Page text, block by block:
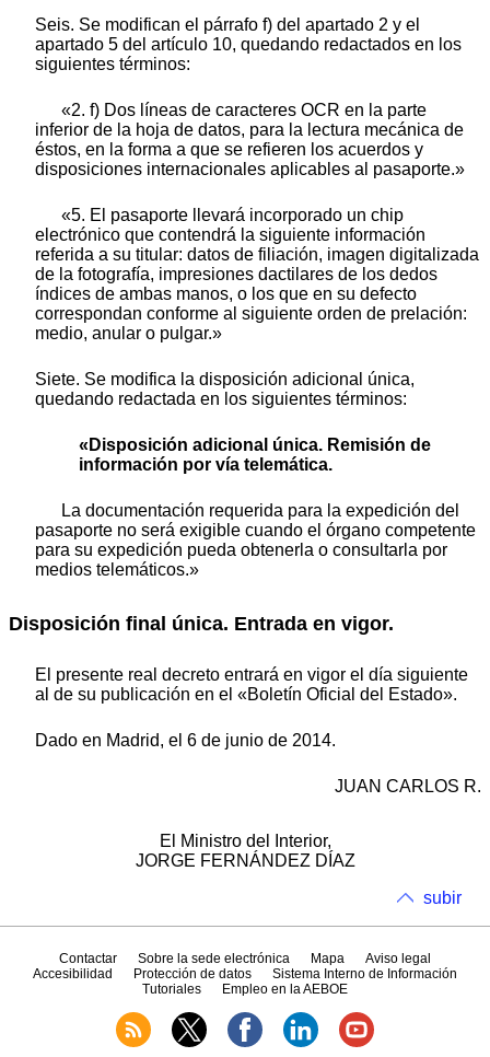
Seis. Se modifican el párrafo f) del apartado 2 y el
apartado 5 del artículo 10, quedando redactados en los
siguientes términos:
«2. f) Dos líneas de caracteres OCR en la parte
inferior de la hoja de datos, para la lectura mecánica de
éstos, en la forma a que se refieren los acuerdos y
disposiciones internacionales aplicables al pasaporte.»
«5. El pasaporte llevará incorporado un chip
electrónico que contendrá la siguiente información
referida a su titular: datos de filiación, imagen digitalizada
de la fotografía, impresiones dactilares de los dedos
índices de ambas manos, o los que en su defecto
correspondan conforme al siguiente orden de prelación:
medio, anular o pulgar.»
Siete. Se modifica la disposición adicional única,
quedando redactada en los siguientes términos:
«Disposición adicional única. Remisión de
información por vía telemática.
La documentación requerida para la expedición del
pasaporte no será exigible cuando el órgano competente
para su expedición pueda obtenerla o consultarla por
medios telemáticos.»
Disposición final única. Entrada en vigor.
El presente real decreto entrará en vigor el día siguiente
al de su publicación en el «Boletín Oficial del Estado».
Dado en Madrid, el 6 de junio de 2014.
JUAN CARLOS R.
El Ministro del Interior,
JORGE FERNÁNDEZ DÍAZ
subir
Contactar Sobre la sede electrónica Mapa
Aviso legal
Accesibilidad
Protección de datos
Sistema Interno de Información
Tutoriales
Empleo en la AEBOE